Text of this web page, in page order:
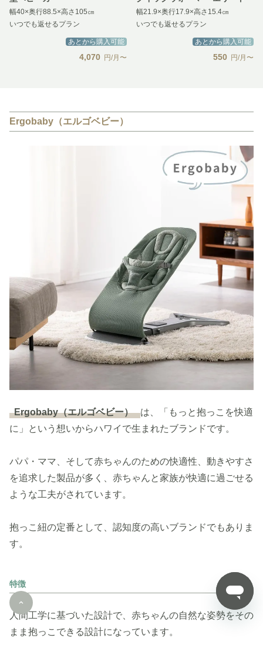
幅40×奥行88.5×高さ105㎝
いつでも返せるプラン
あとから購入可能
4,070 円/月〜
幅21.9×奥行17.9×高さ15.4㎝
いつでも返せるプラン
あとから購入可能
550 円/月〜
Ergobaby（エルゴベビー）
Ergobaby（エルゴベビー） は、「もっと抱っこを快適
に」という想いからハワイで生まれたブランドです。
パパ・ママ、そして赤ちゃんのための快適性、動きやすさ
を追求した製品が多く、赤ちゃんと家族が快適に過ごせる
ような工夫がされています。
抱っこ紐の定番として、認知度の高いブランドでもありま
す。
特徴
人間工学に基づいた設計で、赤ちゃんの自然な姿勢をその
まま抱っこできる設計になっています。